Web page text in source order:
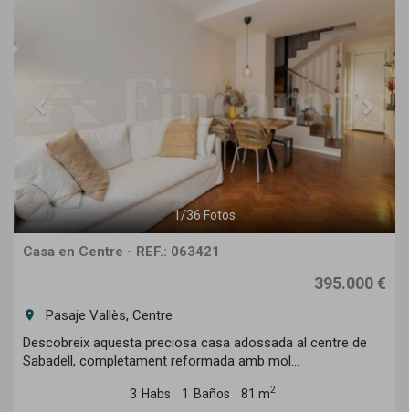
1/36 Fotos
Casa en Centre - REF.: 063421
395.000 €
room
Pasaje Vallès, Centre
Descobreix aquesta preciosa casa adossada al centre de
Sabadell, completament reformada amb mol...
3 Habs 1 Baños 81 m2